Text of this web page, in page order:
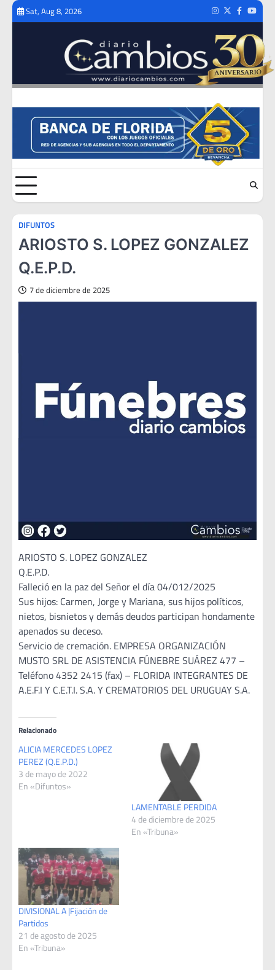
Skip
Sat, Aug 8, 2026 Instagram
TwitterFacebook
DIFUNTOS
ARIOSTO S. LOPEZ GONZALEZ
Q.E.P.D.
7 de diciembre de 2025
ARIOSTO S. LOPEZ GONZALEZ
Q.E.P.D.
Falleció en la paz del Señor el día 04/012/2025
Sus hijos: Carmen, Jorge y Mariana, sus hijos políticos,
nietos, bisnietos y demás deudos participan hondamente
apenados su deceso.
Servicio de cremación. EMPRESA ORGANIZACIÓN
MUSTO SRL DE ASISTENCIA FÚNEBRE SUÁREZ 477 –
Teléfono 4352 2415 (fax) – FLORIDA INTEGRANTES DE
A.E.F.I Y C.E.T.I. S.A. Y CREMATORIOS DEL URUGUAY S.A.
Relacionado
ALICIA MERCEDES LOPEZ
PEREZ (Q.E.P.D.)
3 de mayo de 2022
En «Difuntos»
LAMENTABLE PERDIDA
4 de diciembre de 2025
En «Tribuna»
DIVISIONAL A |Fijación de
Partidos
21 de agosto de 2025
En «Tribuna»